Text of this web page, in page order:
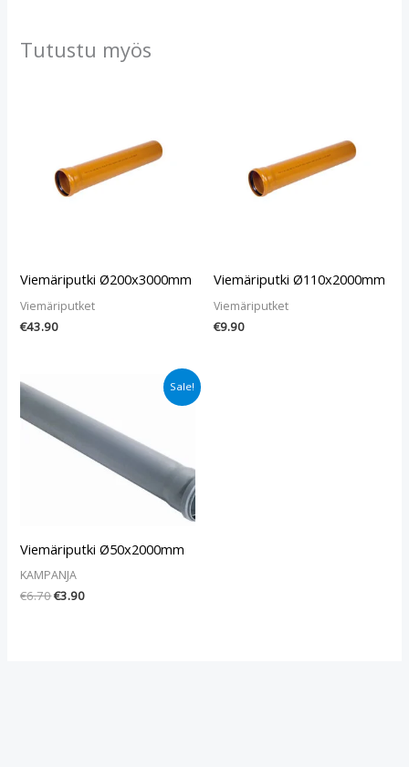
Tutustu myös
Viemäriputki Ø200x3000mm
Viemäriputket
€43.90
Viemäriputki Ø110x2000mm
Viemäriputket
€9.90
Sale!
Viemäriputki Ø50x2000mm
KAMPANJA
€6.70
hinta
oli:
€6.70.
€3.90
on:
€3.90.